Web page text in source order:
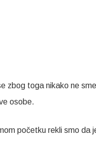
zbog toga nikako ne sme
osobe.
početku rekli smo da